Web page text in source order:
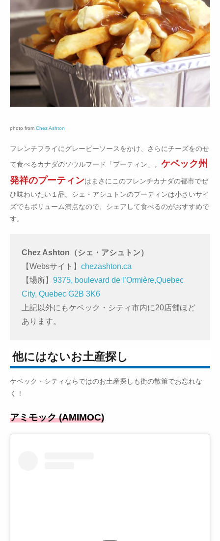
photo from Chez Ashton
フレンチフライにグレービーソースをかけ、さらにチーズをのせ
て食べるカナダのソウルフード「プーティン」。 ケベック州
発祥のプーティンはまさにこのフレンチカナダの都市でぜ
ひ味わいたい１品。シェ・アシュトンのプーティンは小さいサイ
ズでもボリューム満点なので、シェアして食べるのがおすすめで
す。
Chez Ashton（シェ・アシュトン）
【Websサイト】 chezashton.ca
【場所】 9375, boulevard de l’Ormière,Quebec
City, Quebec G2B 3K6
上記以外にもケベック・シティ市内に20店舗ほど
あります。
他にはないお土産探し
ケベック・シティならではのお土産探しも街の散策でお忘れな
く！
アミモック (AMIMOC)